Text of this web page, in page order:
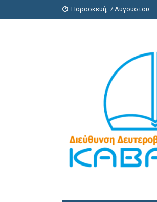
Παρασκευή, 7 Αυγούστου